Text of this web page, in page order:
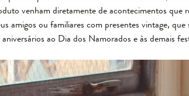
venham diretamente de acontecimentos que
amigos ou familiares com presentes vintage,
ao Dia dos Namorados e às demais